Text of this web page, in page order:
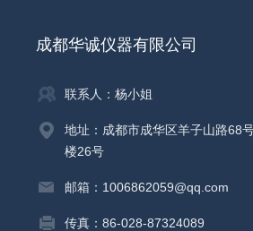
成都华诚仪器有限公司
联系人：杨小姐
地址：成都市成华区羊子山路68
楼26号
邮箱：1006862059@qq.com
传真：86-028-87324089